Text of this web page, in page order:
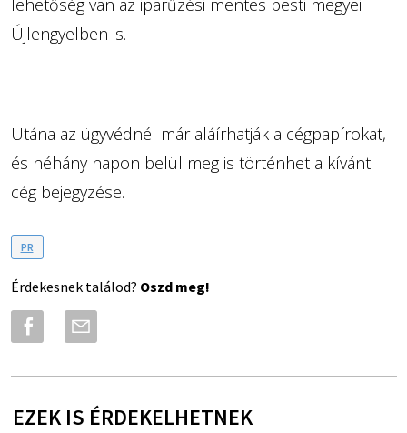
lehetőség van az iparűzési mentes pesti megyei
Újlengyelben is.
Utána az ügyvédnél már aláírhatják a cégpapírokat,
és néhány napon belül meg is történhet a kívánt
cég bejegyzése.
PR
Érdekesnek találod? Oszd meg!
EZEK IS ÉRDEKELHETNEK